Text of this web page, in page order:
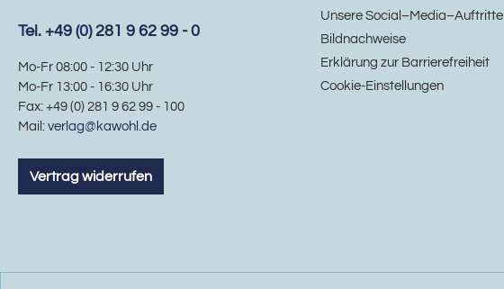
Tel. +49 (0) 281 9 62 99 - 0
Mo-Fr 08:00 - 12:30 Uhr
Mo-Fr 13:00 - 16:30 Uhr
Fax: +49 (0) 281 9 62 99 - 100
Mail: verlag@kawohl.de
Vertrag widerrufen
Unsere Social–Media–Auftritte
Bildnachweise
Erklärung zur Barrierefreiheit
Cookie-Einstellungen